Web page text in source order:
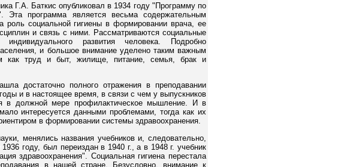
Г.А. Баткис опубликовал в 1934 году "Программу по
Эта программа является весьма содержательным
роль социальной гигиены в формировании врача, ее
и связь с ними. Рассматриваются социальные
индивидуального развития человека. Подробно
и большое внимание уделено таким важным
как труд и быт, жилище, питание, семья, брак и
достаточно полного отражения в преподавании
и в настоящее время, в связи с чем у выпускников
в должной мере профилактическое мышление. И в
интересуется данными проблемами, тогда как их
в формировании системы здравоохранения.
менялись названия учебников и, следовательно,
году, был переиздан в 1940 г., а в 1948 г. учебник
здравоохранения". Социальная гигиена перестала
в нашей стране. Безусловно, внимание к